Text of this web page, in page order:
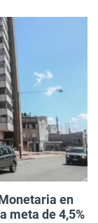
en
meta de 4,5%